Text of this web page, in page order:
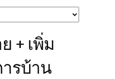
+ เพิ่ม
ารบ้าน